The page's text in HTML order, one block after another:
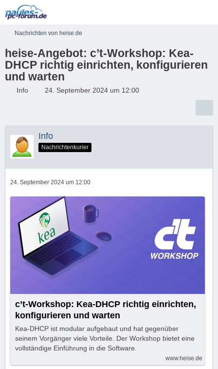
Nachrichten von heise.de
heise-Angebot: c’t-Workshop: Kea-
DHCP richtig einrichten, konfigurieren
und warten
Info 24. September 2024 um 12:00
Info
Nachrichtenkurier
24. September 2024 um 12:00
c’t-Workshop: Kea-DHCP richtig einrichten,
konfigurieren und warten
Kea-DHCP ist modular aufgebaut und hat gegenüber
seinem Vorgänger viele Vorteile. Der Workshop bietet eine
vollständige Einführung in die Software.
www.heise.de